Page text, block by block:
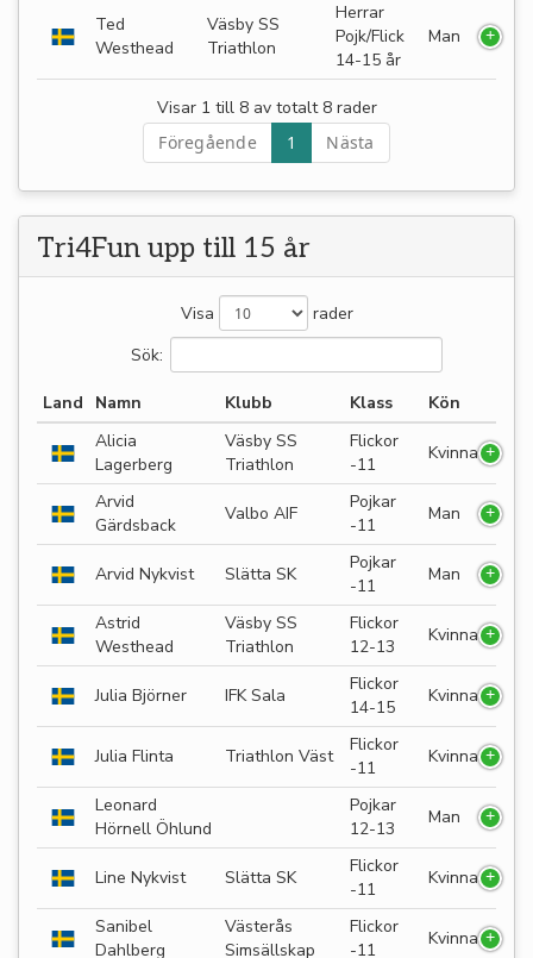
Ted
Westhead
Väsby SS
Triathlon
Herrar
Pojk/Flick
14-15 år
Man
Visar 1 till 8 av totalt 8 rader
Föregående
1 Nästa
Tri4Fun upp till 15 år
Visa
rader
Sök:
Land Namn Klubb Klass
Kön
Alicia
Lagerberg
Väsby SS
Triathlon
Flickor
-11
Kvinna
Arvid
Gärdsback
Valbo AIF
Pojkar
-11
Man
Arvid Nykvist Slätta SK
Pojkar
-11
Man
Astrid
Westhead
Väsby SS
Triathlon
Flickor
12-13
Kvinna
Julia Björner IFK Sala
Flickor
14-15
Kvinna
Julia Flinta Triathlon Väst
Flickor
-11
Kvinna
Leonard
Hörnell Öhlund
Pojkar
12-13
Man
Line Nykvist Slätta SK
Flickor
-11
Kvinna
Sanibel
Dahlberg
Västerås
Simsällskap
Flickor
-11
Kvinna